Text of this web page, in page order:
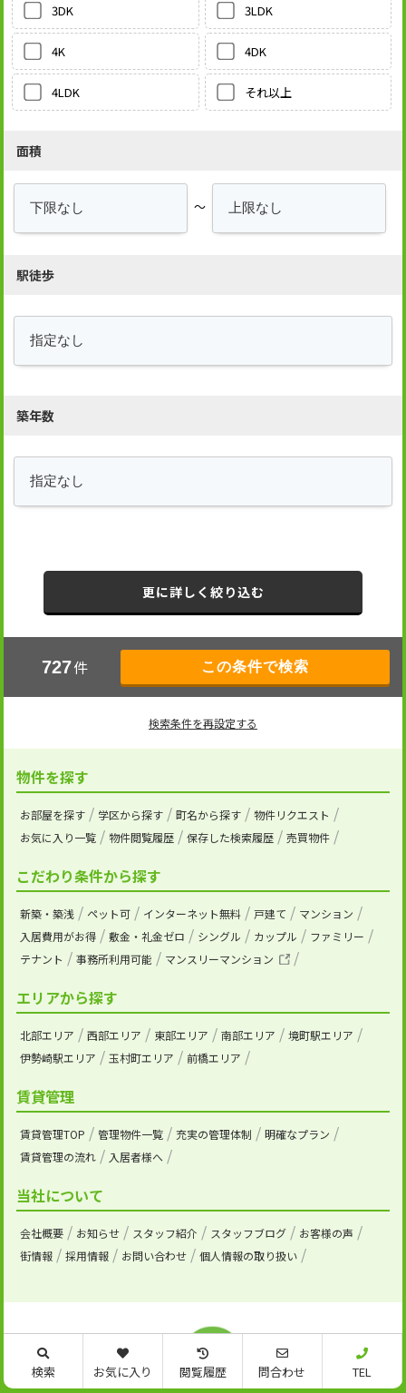
3DK 3LDK
4K 4DK
4LDK それ以上
面積
～
駅徒歩
築年数
更に詳しく絞り込む
727件
検索条件を再設定する
物件を探す
お部屋を探す 学区から探す 町名から探す
物件リクエスト
お気に入り一覧
物件閲覧履歴 保存した検索履歴 売買物件
こだわり条件から探す
新築・築浅 ペット可 インターネット無料 戸建て
マンション
入居費用がお得
敷金・礼金ゼロ シングル カップル
ファミリー
テナント
事務所利用可能 マンスリーマンション
エリアから探す
北部エリア 西部エリア 東部エリア 南部エリア
境町駅エリア
伊勢崎駅エリア
玉村町エリア 前橋エリア
賃貸管理
賃貸管理TOP 管理物件一覧 充実の管理体制
明確なプラン
賃貸管理の流れ
入居者様へ
当社について
会社概要 お知らせ スタッフ紹介 スタッフブログ
お客様の声
街情報
採用情報 お問い合わせ 個人情報の取り扱い
検索 お気に入り 閲覧履歴 問合わせ TEL